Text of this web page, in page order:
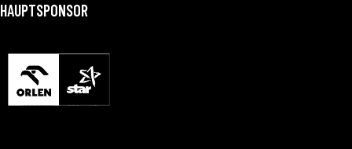
HAUPTSPONSOR